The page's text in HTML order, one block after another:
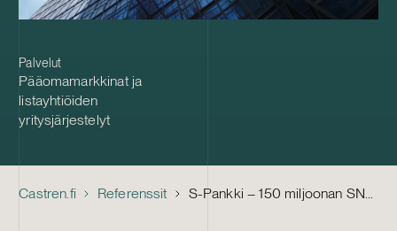
Palvelut
Pääomamarkkinat ja
listayhtiöiden
yritysjärjestelyt
Castren.fi Referenssit S-Pankki – 150 miljoonan SNP-joukkovelkakirjalainan liikkeeseenlasku sekä vuonna 2026 erääntyvän joukkovelkakirjalainan takaisinosto